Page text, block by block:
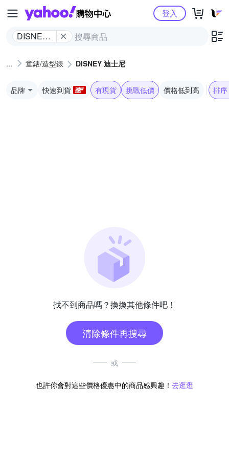
Yahoo購物中心
DISNEY
登入
童錶/造型錶 DISNEY 迪士尼
品牌 快速到貨 有現貨 挑戰低價 價格低到高 排序
找不到商品嗎？換換其他條件吧！
清除條件再搜尋
或
也許你會對這些價格優惠中的商品感興趣！ 去逛逛